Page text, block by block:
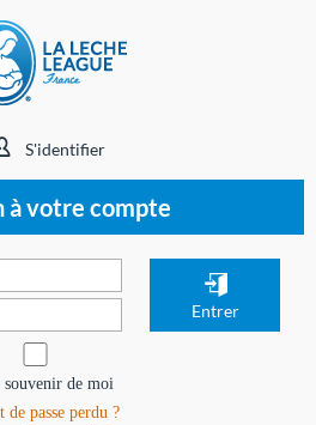
S'identifier
à votre compte
souvenir de moi
de passe perdu ?